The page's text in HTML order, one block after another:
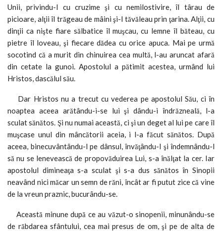
Unii, privindu-l cu cruzime şi cu nemilostivire, îl târau de
picioare, alţii îl trăgeau de mâini şi-l tăvăleau prin ţarina. Alţii, cu
dinţii ca nişte fiare sălbatice îl muşcau, cu lemne îl băteau, cu
pietre îl loveau, şi fiecare dădea cu orice apuca. Mai pe urmă
socotind că a murit din chinuirea cea multă, l-au aruncat afară
din cetate la gunoi. Apostolul a pătimit acestea, urmând lui
Hristos, dascălul său.
Dar Hristos nu a trecut cu vederea pe apostolul Său, ci în
noaptea aceea arătându-i-se lui şi dându-i îndrăzneală, l-a
sculat sănătos. Şi nu numai această, ci şi un deget al lui pe care îl
muşcase unul din mâncătorii aceia, i l-a făcut sănătos. După
aceea, binecuvântându-l pe dânsul, învăţându-l şi îndemnându-l
să nu se lenevească de propovăduirea Lui, s-a înălţat la cer. Iar
apostolul dimineaţa s-a sculat şi s-a dus sănătos în Sinopii
neavând nici măcar un semn de răni, încât ar fi putut zice că vine
de la vreun praznic, bucurându-se.
Această minune după ce au văzut-o sinopenii, minunându-se
de răbdarea sfântului, cea mai presus de om, şi pe de alta de